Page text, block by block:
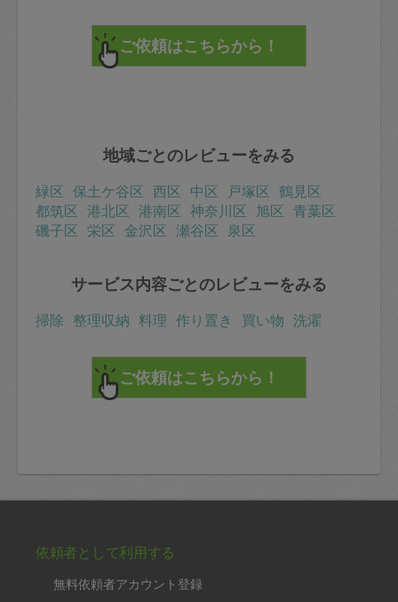
地域ごとのレビューをみる
緑区 保土ケ谷区 西区 中区 戸塚区 鶴見区
都筑区 港北区 港南区 神奈川区 旭区 青葉区
磯子区 栄区 金沢区 瀬谷区 泉区
サービス内容ごとのレビューをみる
掃除 整理収納 料理 作り置き 買い物 洗濯
依頼者として利用する
無料依頼者アカウント登録